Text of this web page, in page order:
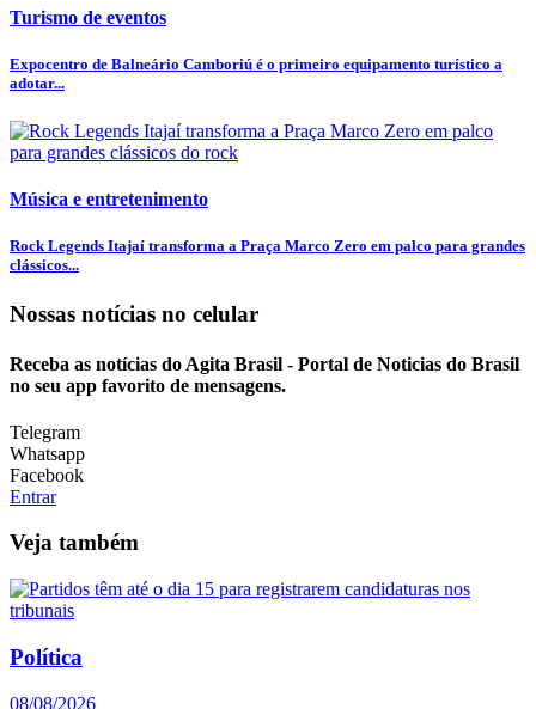
Turismo de eventos
Expocentro de Balneário Camboriú é o primeiro equipamento turístico a
adotar...
Música e entretenimento
Rock Legends Itajaí transforma a Praça Marco Zero em palco para grandes
clássicos...
Nossas notícias no celular
Receba as notícias do Agita Brasil - Portal de Noticias do Brasil
no seu app favorito de mensagens.
Telegram
Whatsapp
Facebook
Entrar
Veja também
Política
08/08/2026